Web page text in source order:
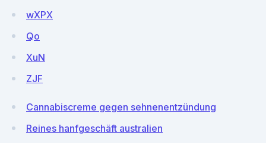
wXPX
Qo
XuN
ZJF
Cannabiscreme gegen sehnenentzündung
Reines hanfgeschäft australien